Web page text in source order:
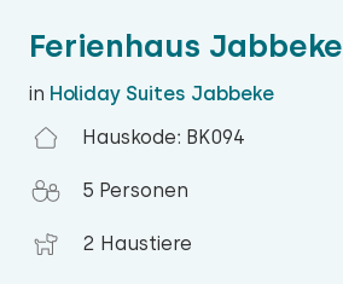
Ferienhaus Jabbeke
in Holiday Suites Jabbeke
Hauskode: BK094
5 Personen
2 Haustiere